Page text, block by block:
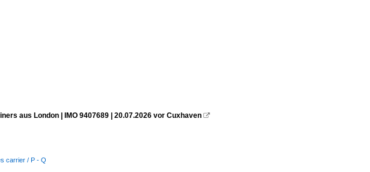
aus London | IMO 9407689 | 20.07.2026 vor Cuxhaven 
carrier / P - Q